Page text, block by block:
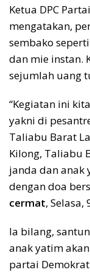
Ketua DPC
mengatakan,
sembako
dan mie instan.
sejumlah uang
“Kegiatan ini
yakni di
Taliabu Barat
Kilong, Taliabu
janda dan anak
dengan doa
cermat, Selasa,
Ia bilang,
anak yatim
partai